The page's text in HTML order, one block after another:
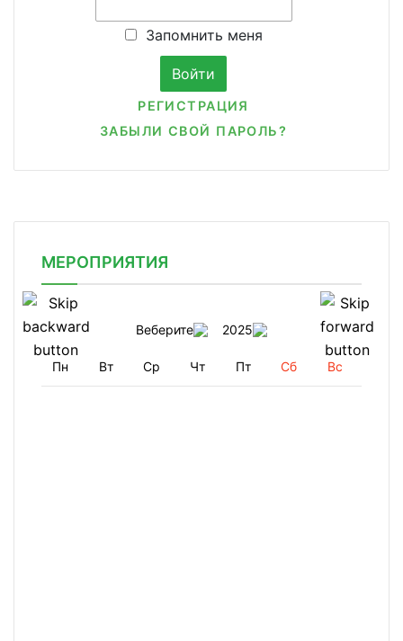
Запомнить меня
РЕГИСТРАЦИЯ
ЗАБЫЛИ СВОЙ ПАРОЛЬ?
МЕРОПРИЯТИЯ
Веберите 2025
Пн Вт Ср Чт Пт Сб Вс